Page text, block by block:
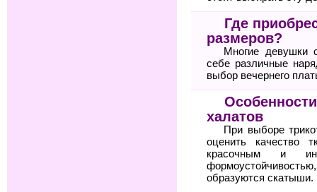
Где
размеров?
Многие девушки
себе различные
выбор вечернего
халатов
При выборе
оценить качество
красочным и
образуются скатыши.